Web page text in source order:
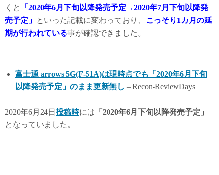
くと
「2020年6月下旬以降発売予定→2020年7月下旬以降発
売予定」 といった記載に変わっており、 こっそり1カ月の延
期が行われている事が確認できました。
富士通 arrows 5G(F-51A)は現時点でも「2020年6月下旬
以降発売予定」のまま更新無し – Recon-ReviewDays
2020年6月24日投稿時には 「2020年6月下旬以降発売予定」
となっていました。